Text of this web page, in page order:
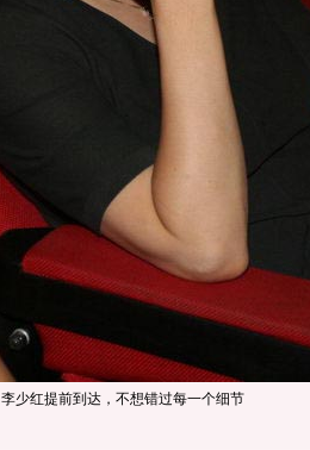
李少红提前到达，不想错过每一个细节